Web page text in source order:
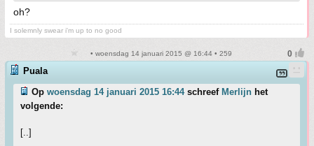
oh?
I solemnly swear i'm up to no good
• woensdag 14 januari 2015 @ 16:44 • 259
Puala
Op woensdag 14 januari 2015 16:44schreef Merlijn het
volgende:
[..]